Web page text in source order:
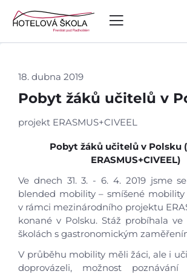
18. dubna 2019
Pobyt žáků učitelů v
projekt ERASMUS+CIVEEL
Pobyt žáků učitelů v Polsku
ERASMUS+CIVEEL)
Ve dnech 31. 3. - 6. 4. 2019 jsme
blended mobility – smíšené
v rámci mezinárodního projektu
konané v Polsku. Stáž probíhala ve
školách s gastronomickým
V průběhu mobility měli žáci, ale i
doprovázeli, možnost